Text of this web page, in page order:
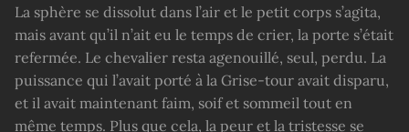
La sphère se dissolut dans l’air et le petit corps s’agita,
mais avant qu’il n’ait eu le temps de crier, la porte s’était
refermée. Le chevalier resta agenouillé, seul, perdu. La
puissance qui l’avait porté à la Grise-tour avait disparu,
et il avait maintenant faim, soif et sommeil tout en
même temps. Plus que cela, la peur et la tristesse se